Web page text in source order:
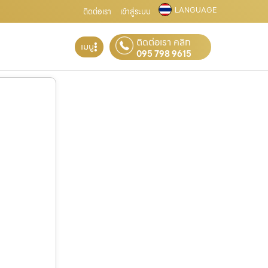
ติดต่อเรา เข้าสู่ระบบ LANGUAGE
เมนู ติดต่อเรา คลิก
095 798 9615